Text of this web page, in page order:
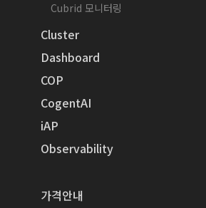
Cubrid 모니터링
Cluster
Dashboard
COP
CogentAI
iAP
Observability
가격안내